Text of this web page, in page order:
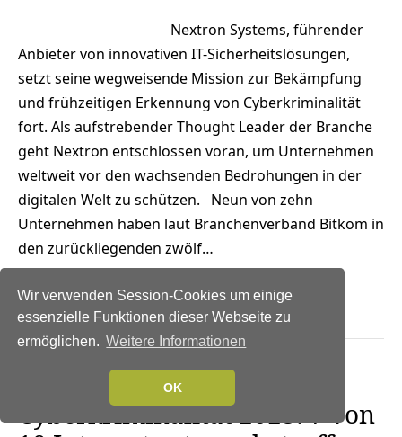
Wir verwenden Session-Cookies um einige
essenzielle Funktionen dieser Webseite zu
ermöglichen. Weitere Informationen
OK
Nextron Systems, führender
Anbieter von innovativen IT-Sicherheitslösungen,
setzt seine wegweisende Mission zur Bekämpfung
und frühzeitigen Erkennung von Cyberkriminalität
fort. Als aufstrebender Thought Leader der Branche
geht Nextron entschlossen voran, um Unternehmen
weltweit vor den wachsenden Bedrohungen in der
digitalen Welt zu schützen. Neun von zehn
Unternehmen haben laut Branchenverband Bitkom in
den zurückliegenden zwölf…
Weiterlesen →
TRENDS SECURITY|
Cyberkriminalität 2023: 7 von